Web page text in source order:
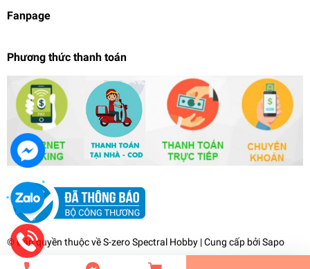
Fanpage
Phương thức thanh toán
© Bản quyền thuộc vềS-zero Spectral Hobby | Cung cấp bởiSapo
Lọ đựng pha sơn mô hình set 5 lọ Spare Bottle
39.000₫
undefined